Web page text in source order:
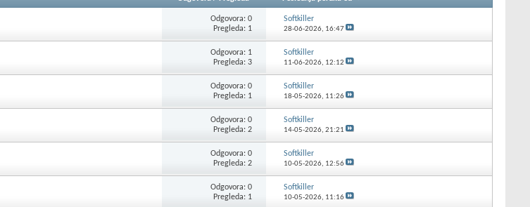
Odgovora: 0
Pregleda: 1
Softkiller
28-06-2026, 16:47
Odgovora: 1
Pregleda: 3
Softkiller
11-06-2026, 12:12
Odgovora: 0
Pregleda: 1
Softkiller
18-05-2026, 11:26
Odgovora: 0
Pregleda: 2
Softkiller
14-05-2026, 21:21
Odgovora: 0
Pregleda: 2
Softkiller
10-05-2026, 12:56
Odgovora: 0
Pregleda: 1
Softkiller
10-05-2026, 11:16